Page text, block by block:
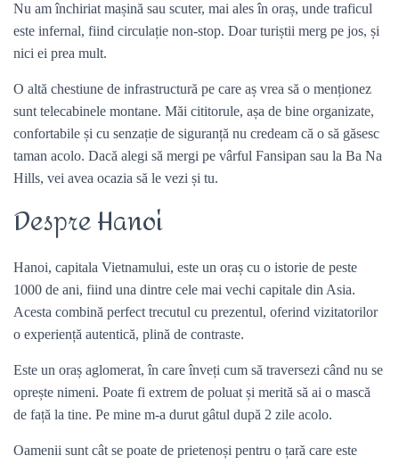
Nu am închiriat mașină sau scuter, mai ales în oraș, unde traficul
este infernal, fiind circulație non-stop. Doar turiștii merg pe jos, și
nici ei prea mult.
O altă chestiune de infrastructură pe care aș vrea să o menționez
sunt telecabinele montane. Măi cititorule, așa de bine organizate,
confortabile și cu senzație de siguranță nu credeam că o să găsesc
taman acolo. Dacă alegi să mergi pe vârful Fansipan sau la Ba Na
Hills, vei avea ocazia să le vezi și tu.
Despre Hanoi
Hanoi, capitala Vietnamului, este un oraș cu o istorie de peste
1000 de ani, fiind una dintre cele mai vechi capitale din Asia.
Acesta combină perfect trecutul cu prezentul, oferind vizitatorilor
o experiență autentică, plină de contraste.
Este un oraș aglomerat, în care înveți cum să traversezi când nu se
oprește nimeni. Poate fi extrem de poluat și merită să ai o mască
de față la tine. Pe mine m-a durut gâtul după 2 zile acolo.
Oamenii sunt cât se poate de prietenoși pentru o țară care este